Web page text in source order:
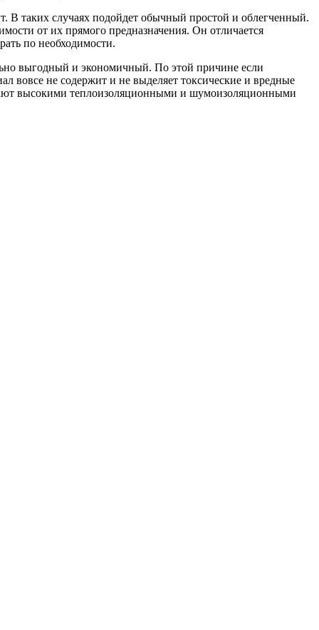
В таких случаях подойдет обычный простой и облегченный.
от их прямого предназначения. Он отличается
по необходимости.
выгодный и экономичный. По этой причине если
вовсе не содержит и не выделяет токсические и вредные
высокими теплоизоляционными и шумоизоляционными